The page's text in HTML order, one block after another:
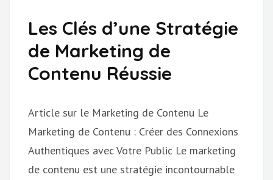
Les Clés d’une Stratégie
de Marketing de
Contenu Réussie
Article sur le Marketing de Contenu Le
Marketing de Contenu : Créer des Connexions
Authentiques avec Votre Public Le marketing
de contenu est une stratégie incontournable